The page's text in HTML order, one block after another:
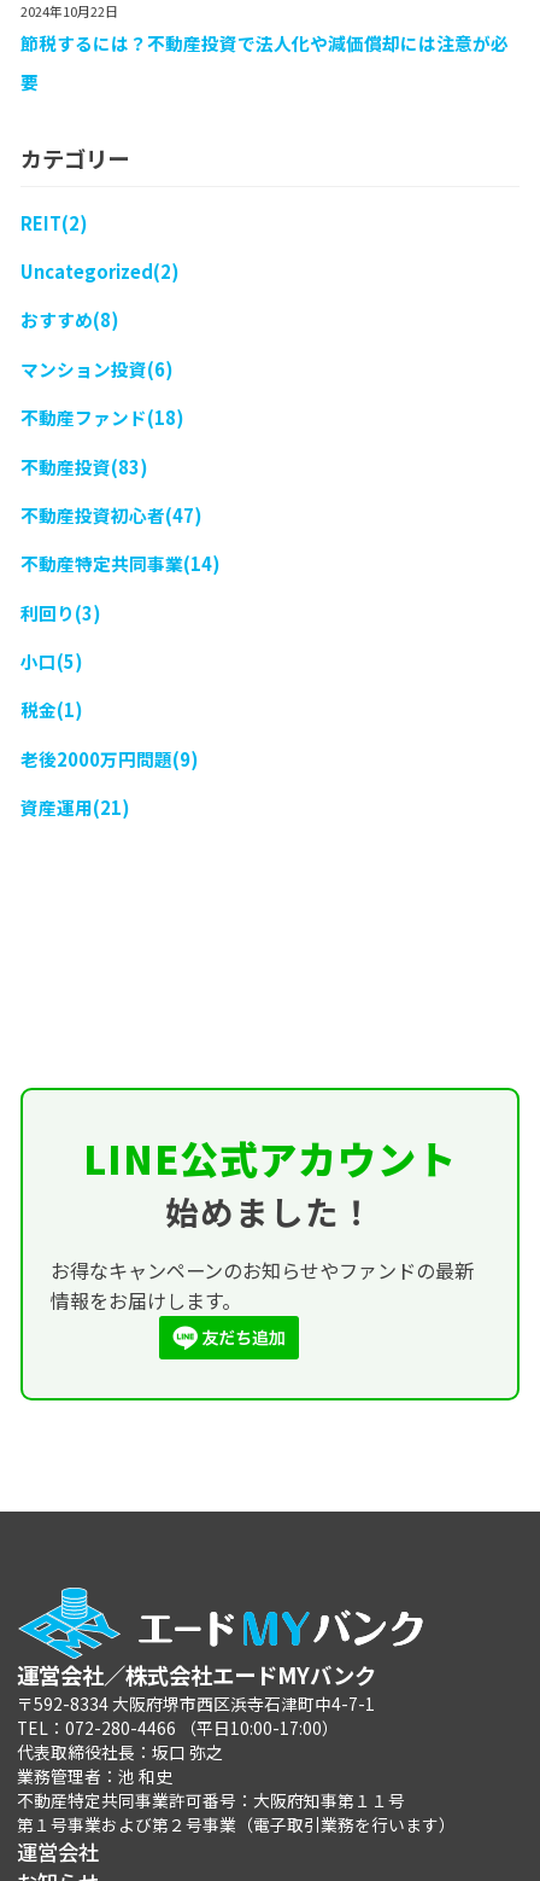
2024年10月22日
節税するには？不動産投資で法人化や減価償却には注意が必
要
カテゴリー
REIT(2)
Uncategorized(2)
おすすめ(8)
マンション投資(6)
不動産ファンド(18)
不動産投資(83)
不動産投資初心者(47)
不動産特定共同事業(14)
利回り(3)
小口(5)
税金(1)
老後2000万円問題(9)
資産運用(21)
LINE公式アカウント
始めました！
お得なキャンペーンのお知らせやファンドの最新
情報をお届けします。
運営会社／株式会社エードMYバンク
〒592-8334 大阪府堺市西区浜寺石津町中4-7-1
TEL：072-280-4466 （平日10:00-17:00）
代表取締役社長：坂口 弥之
業務管理者：池 和史
不動産特定共同事業許可番号：大阪府知事第１１号
第１号事業および第２号事業（電子取引業務を行います）
運営会社